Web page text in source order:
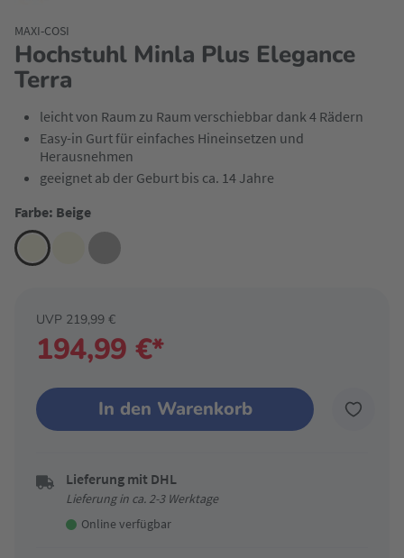
Hochstuhl Minla Plus Elegance
Terra
MAXI-COSI
leicht von Raum zu Raum verschiebbar dank 4 Rädern
Easy-in Gurt für einfaches Hineinsetzen und
Herausnehmen
geeignet ab der Geburt bis ca. 14 Jahre
Farbe: Beige
194,99 €*
UVP 219,99 €
In den Warenkorb
Lieferung mit DHL
Lieferung in ca. 2-3 Werktage
Online verfügbar